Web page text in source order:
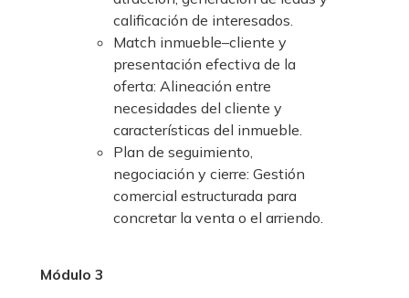
calificación de interesados.
Match inmueble–cliente y
presentación efectiva de la
oferta: Alineación entre
necesidades del cliente y
características del inmueble.
Plan de seguimiento,
negociación y cierre: Gestión
comercial estructurada para
concretar la venta o el arriendo.
Módulo 3